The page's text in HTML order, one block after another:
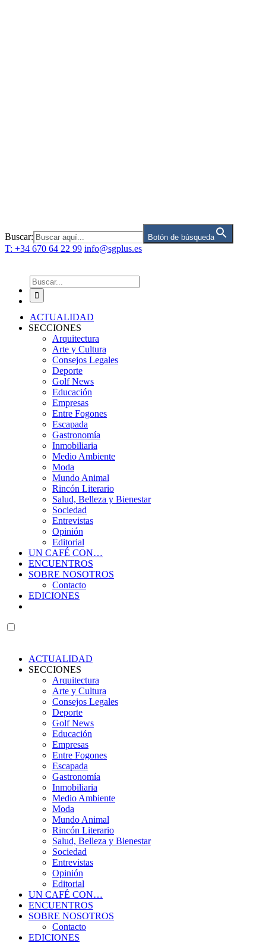
Buscar: Botón de búsqueda
T: +34 670 64 22 99 info@sgplus.es
Buscar:
ACTUALIDAD
SECCIONES
Arquitectura
Arte y Cultura
Consejos Legales
Deporte
Golf News
Educación
Empresas
Entre Fogones
Escapada
Gastronomía
Inmobiliaria
Medio Ambiente
Moda
Mundo Animal
Rincón Literario
Salud, Belleza y Bienestar
Sociedad
Entrevistas
Opinión
Editorial
UN CAFÉ CON…
ENCUENTROS
SOBRE NOSOTROS
Contacto
EDICIONES
ACTUALIDAD
SECCIONES
Arquitectura
Arte y Cultura
Consejos Legales
Deporte
Golf News
Educación
Empresas
Entre Fogones
Escapada
Gastronomía
Inmobiliaria
Medio Ambiente
Moda
Mundo Animal
Rincón Literario
Salud, Belleza y Bienestar
Sociedad
Entrevistas
Opinión
Editorial
UN CAFÉ CON…
ENCUENTROS
SOBRE NOSOTROS
Contacto
EDICIONES